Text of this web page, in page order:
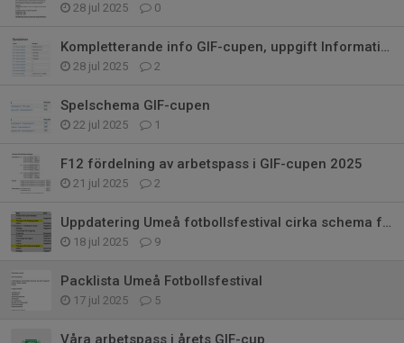
28 jul 2025 0
Kompletterande info GIF-cupen, uppgift Informationen
28 jul 2025 2
Spelschema GIF-cupen
22 jul 2025 1
F12 fördelning av arbetspass i GIF-cupen 2025
21 jul 2025 2
Uppdatering Umeå fotbollsfestival cirka schema för torsdag och fredag
18 jul 2025 9
Packlista Umeå Fotbollsfestival
17 jul 2025 5
Våra arbetspass i årets GIF-cup